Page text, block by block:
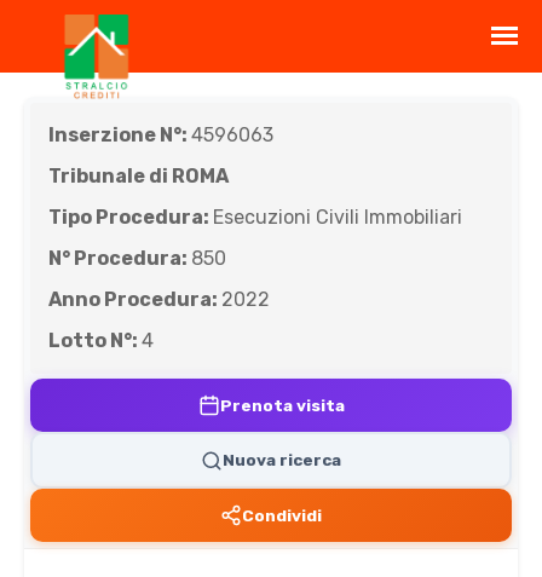
Inserzione N°: 4596063
Tribunale di ROMA
Tipo Procedura: Esecuzioni Civili Immobiliari
N° Procedura: 850
Anno Procedura: 2022
Lotto N°: 4
Prenota visita
Nuova ricerca
Condividi